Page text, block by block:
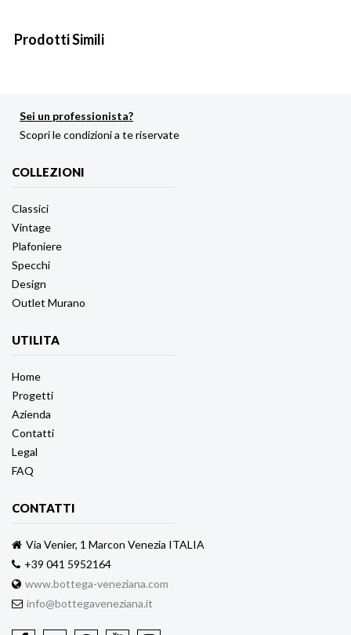
Prodotti Simili
Sei un professionista?
Scopri le condizioni a te riservate
COLLEZIONI
Classici
Vintage
Plafoniere
Specchi
Design
Outlet Murano
UTILITA
Home
Progetti
Azienda
Contatti
Legal
FAQ
CONTATTI
Via Venier, 1 Marcon Venezia ITALIA
+39 041 5952164
www.bottega-veneziana.com
info@bottegaveneziana.it